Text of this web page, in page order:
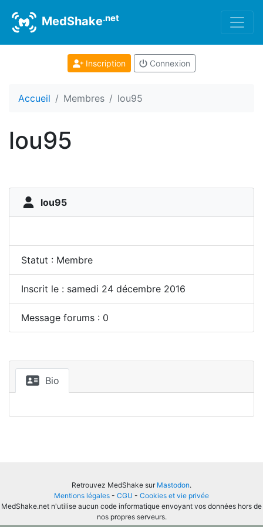
MedShake.net
Inscription Connexion
Accueil Membres lou95
lou95
lou95
Statut : Membre
Inscrit le : samedi 24 décembre 2016
Message forums : 0
Bio
Retrouvez MedShake sur Mastodon.
Mentions légales - CGU - Cookies et vie privée
MedShake.net n'utilise aucun code informatique envoyant vos données hors de
nos propres serveurs.